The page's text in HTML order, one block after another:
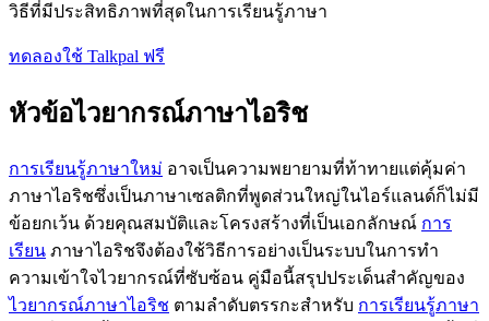
วิธีที่มีประสิทธิภาพที่สุดในการเรียนรู้ภาษา
ทดลองใช้ Talkpal ฟรี
หัวข้อไวยากรณ์ภาษาไอริช
การเรียนรู้ภาษาใหม่ อาจเป็นความพยายามที่ท้าทายแต่คุ้มค่า
ภาษาไอริชซึ่งเป็นภาษาเซลติกที่พูดส่วนใหญ่ในไอร์แลนด์ก็ไม่มี
ข้อยกเว้น ด้วยคุณสมบัติและโครงสร้างที่เป็นเอกลักษณ์ การ
เรียน ภาษาไอริชจึงต้องใช้วิธีการอย่างเป็นระบบในการทํา
ความเข้าใจไวยากรณ์ที่ซับซ้อน คู่มือนี้สรุปประเด็นสําคัญของ
ไวยากรณ์ภาษาไอริช ตามลําดับตรรกะสําหรับ การเรียนรู้ภาษา